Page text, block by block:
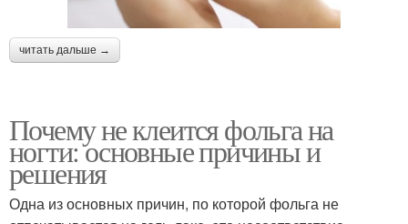
читать дальше →
Почему не клеится фольга на
ногти: основные причины и
решения
Одна из основных причин, по которой фольга не